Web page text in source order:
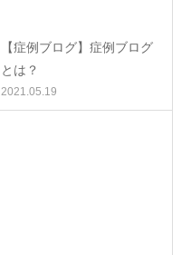
【症例ブログ】症例ブログ
とは？
2021.05.19